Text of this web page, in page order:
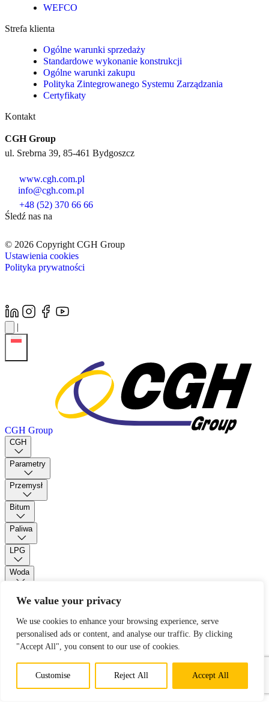
We value your privacy
We use cookies to enhance your browsing experience, serve
personalised ads or content, and analyse our traffic. By clicking
"Accept All", you consent to our use of cookies.
Customise Reject All Accept All
WEFCO
Strefa klienta
Ogólne warunki sprzedaży
Standardowe wykonanie konstrukcji
Ogólne warunki zakupu
Polityka Zintegrowanego Systemu Zarządzania
Certyfikaty
Kontakt
CGH Group
ul. Srebrna 39, 85-461 Bydgoszcz
www.cgh.com.pl
info@cgh.com.pl
+48 (52) 370 66 66
Śledź nas na
© 2026 Copyright CGH Group
Ustawienia cookies
Polityka prywatności
|
CGH Group
CGH
Parametry
Przemysł
Bitum
Paliwa
LPG
Woda
Kontakt
Open main menu